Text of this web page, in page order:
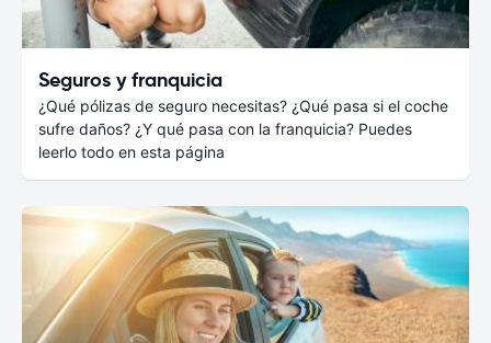
Seguros y franquicia
¿Qué pólizas de seguro necesitas? ¿Qué pasa si el coche
sufre daños? ¿Y qué pasa con la franquicia? Puedes
leerlo todo en esta página